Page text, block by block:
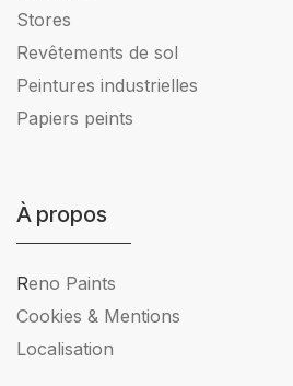
Stores
Revêtements de sol
Peintures industrielles
Papiers peints
À propos
Reno Paints
Cookies & Mentions
Localisation